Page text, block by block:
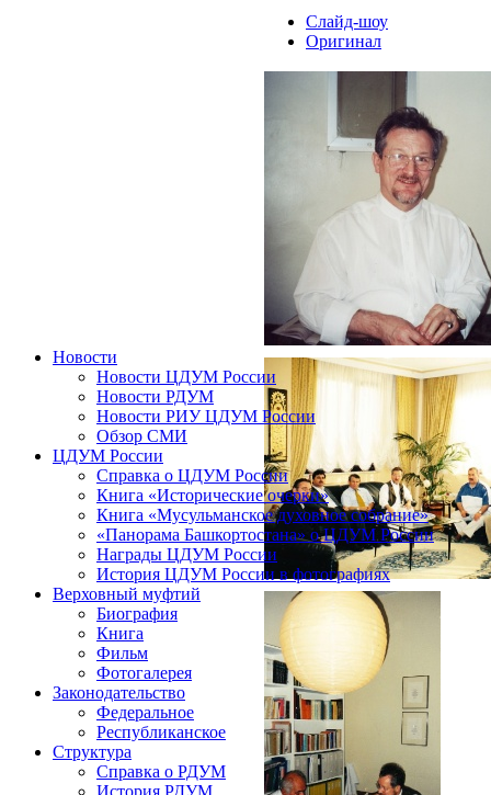
Слайд-шоу
Оригинал
Новости
Новости ЦДУМ России
Новости РДУМ
Новости РИУ ЦДУМ России
Обзор СМИ
ЦДУМ России
Справка о ЦДУМ России
Книга «Исторические очерки»
Книга «Мусульманское духовное собрание»
«Панорама Башкортостана» о ЦДУМ России
Награды ЦДУМ России
История ЦДУМ России в фотографиях
Верховный муфтий
Биография
Книга
Фильм
Фотогалерея
Законодательство
Федеральное
Республиканское
Структура
Справка о РДУМ
История РДУМ